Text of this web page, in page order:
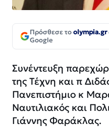
Πρόσθεσε τοolympia.gr
Google
Συνέντευξη
της Τέχνη και π
Πανεπιστήμιο κ
Ναυτιλιακός και
Γιάννης Φαράκλας.